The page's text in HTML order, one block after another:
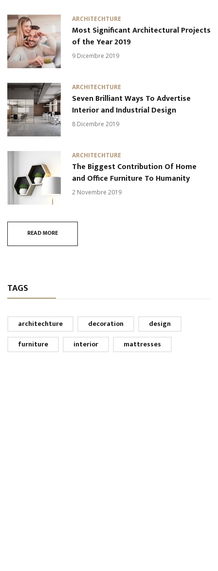
ARCHITECHTURE
Most Significant Architectural Projects
of the Year 2019
9 Dicembre 2019
ARCHITECHTURE
Seven Brilliant Ways To Advertise
Interior and Industrial Design
8 Dicembre 2019
ARCHITECHTURE
The Biggest Contribution Of Home
and Office Furniture To Humanity
2 Novembre 2019
READ MORE
TAGS
architechture decoration
design
furniture
interior mattresses